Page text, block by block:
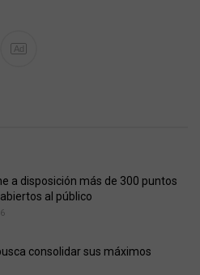
Ad
a disposición más de 300 puntos
al público
consolidar sus máximos